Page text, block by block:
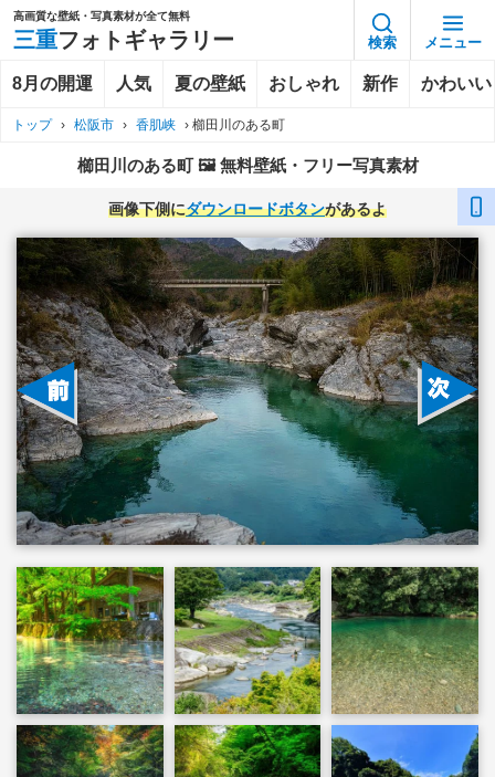
高画質な壁紙・写真素材が全て無料
三重フォトギャラリー 検索 メニュー
8月の開運 人気 夏の壁紙 おしゃれ 新作 かわいい
トップ › 松阪市 › 香肌峡 › 櫛田川のある町
櫛田川のある町 🖼️ 無料壁紙・フリー写真素材
画像下側にダウンロードボタンがあるよ